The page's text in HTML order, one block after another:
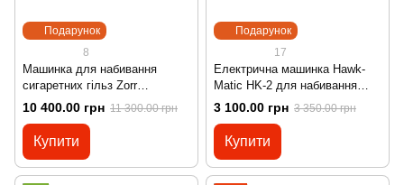
Подарунок
8
Машинка для набивання
сигаретних гільз Zorr
Powermatic 3+ Deluxe
10 400.00 грн 11 300.00 грн
Купити
Подарунок
17
Електрична машинка Hawk-
Matic HK-2 для набивання
сигаретних гільз 8мм
3 100.00 грн 3 350.00 грн
Купити